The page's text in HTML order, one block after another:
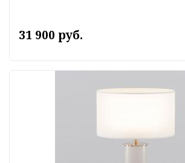
31 900 руб.